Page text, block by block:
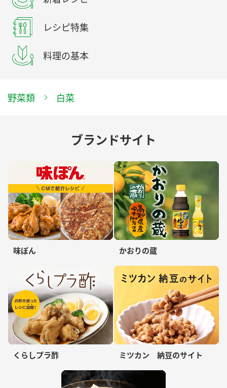
レシピ特集
料理の基本
野菜類 白菜
ブランドサイト
味ぽん かおりの蔵
くらしプラ酢 ミツカン 納豆のサイト